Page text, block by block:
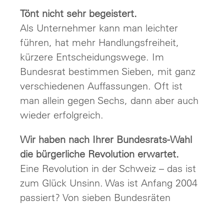
Tönt nicht sehr begeistert.
Als Unternehmer kann man leichter
führen, hat mehr Handlungsfreiheit,
kürzere Entscheidungswege. Im
Bundesrat bestimmen Sieben, mit ganz
verschiedenen Auffassungen. Oft ist
man allein gegen Sechs, dann aber auch
wieder erfolgreich.
Wir haben nach Ihrer Bundesrats-Wahl
die bürgerliche Revolution erwartet.
Eine Revolution in der Schweiz – das ist
zum Glück Unsinn. Was ist Anfang 2004
passiert? Von sieben Bundesräten